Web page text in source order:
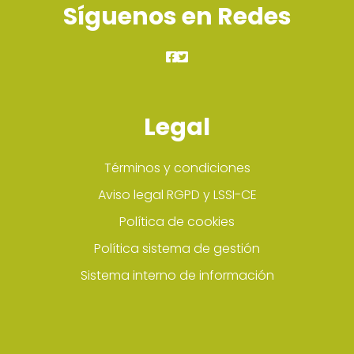
Síguenos en Redes
Legal
Términos y condiciones
Aviso legal RGPD y LSSI-CE
Política de cookies
Política sistema de gestión
Sistema interno de información